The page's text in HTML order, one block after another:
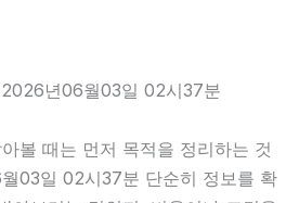
년06월03일 02시37분
볼 때는 먼저 목적을 정리하는 것
03일 02시37분 단순히 정보를 확